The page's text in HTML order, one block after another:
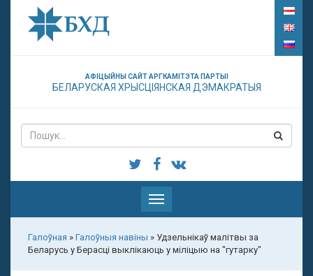
АФІЦЫЙНЫ САЙТ АРГКАМІТЭТА ПАРТЫІ
БЕЛАРУСКАЯ ХРЫСЦІЯНСКАЯ ДЭМАКРАТЫЯ
Паказаць
меню
Галоўная » Галоўныя навіны » Удзельнікаў малітвы за
Беларусь у Берасці выклікаюць у міліцыю на "гутарку"